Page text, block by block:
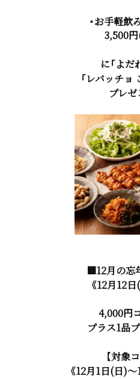
・お手軽飲
3,500
に「よだ
「レバッチョ
プレゼ
■12月の忘
《12月12
4,000円
プラス1品
【対象
《12月1日(日)